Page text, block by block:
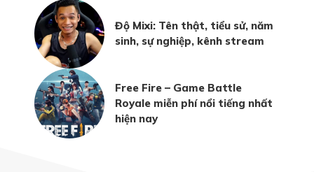
Độ Mixi: Tên thật, tiểu sử, năm
sinh, sự nghiệp, kênh stream
Free Fire – Game Battle
Royale miễn phí nổi tiếng nhất
hiện nay